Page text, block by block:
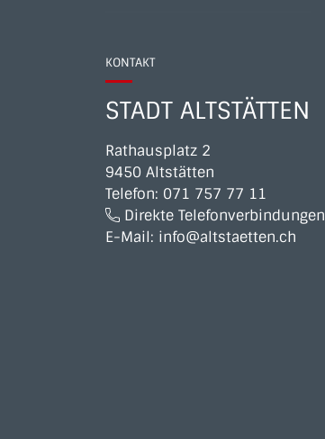
KONTAKT
STADT ALTSTÄTTEN
Rathausplatz 2
9450 Altstätten
Telefon: 071 757 77 11
Direkte Telefonverbindungen
E-Mail: info@altstaetten.ch